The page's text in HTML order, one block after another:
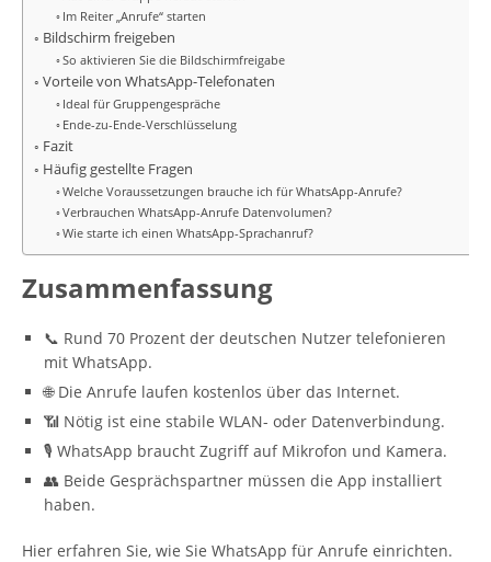
Im Reiter „Anrufe“ starten
Bildschirm freigeben
So aktivieren Sie die Bildschirmfreigabe
Vorteile von WhatsApp-Telefonaten
Ideal für Gruppengespräche
Ende-zu-Ende-Verschlüsselung
Fazit
Häufig gestellte Fragen
Welche Voraussetzungen brauche ich für WhatsApp-Anrufe?
Verbrauchen WhatsApp-Anrufe Datenvolumen?
Wie starte ich einen WhatsApp-Sprachanruf?
Zusammenfassung
📞 Rund 70 Prozent der deutschen Nutzer telefonieren
mit WhatsApp.
🌐 Die Anrufe laufen kostenlos über das Internet.
📶 Nötig ist eine stabile WLAN- oder Datenverbindung.
🎙️ WhatsApp braucht Zugriff auf Mikrofon und Kamera.
👥 Beide Gesprächspartner müssen die App installiert
haben.
Hier erfahren Sie, wie Sie WhatsApp für Anrufe einrichten.